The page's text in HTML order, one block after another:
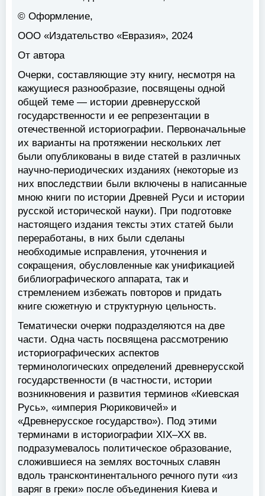
© Оформление,
ООО «Издательство «Евразия», 2024
От автора
Очерки, составляющие эту книгу, несмотря на
кажущиеся разнообразие, посвящены одной
общей теме — истории древнерусской
государственности и ее репрезентации в
отечественной историографии. Первоначальные
их варианты на протяжении нескольких лет
были опубликованы в виде статей в различных
научно-периодических изданиях (некоторые из
них впоследствии были включены в написанные
мною книги по истории Древней Руси и истории
русской исторической науки). При подготовке
настоящего издания тексты этих статей были
переработаны, в них были сделаны
необходимые исправления, уточнения и
сокращения, обусловленные как унификацией
библиографического аппарата, так и
стремлением избежать повторов и придать
книге сюжетную и структурную цельность.
Тематически очерки подразделяются на две
части. Одна часть посвящена рассмотрению
историографических аспектов
терминологических определений древнерусской
государственности (в частности, истории
возникновения и развития терминов «Киевская
Русь», «империя Рюриковичей» и
«Древнерусское государство»). Под этими
терминами в историографии XIX–XX вв.
подразумевалось политическое образование,
сложившиеся на землях восточных славян
вдоль трансконтинентального речного пути «из
варяг в греки» после объединения Киева и